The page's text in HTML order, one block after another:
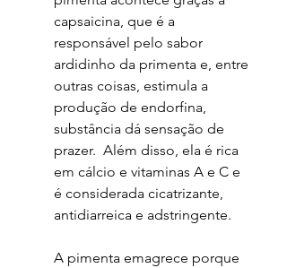
capsaicina, que é a
responsável pelo sabor
ardidinho da primenta e, entre
outras coisas, estimula a
produção de endorfina,
substância dá sensação de
prazer. Além disso, ela é rica
em cálcio e vitaminas A e C e
é considerada cicatrizante,
antidiarreica e adstringente.
A pimenta emagrece porque